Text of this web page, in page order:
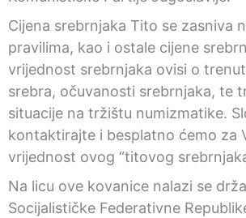
Cijena srebrnjaka Tito se zasniva
pravilima, kao i ostale cijene
vrijednost srebrnjaka ovisi o
srebra, očuvanosti srebrnjaka, te
situacije na tržištu numizmatike.
kontaktirajte i besplatno ćemo za
vrijednost ovog “titovog
Na licu ove kovanice nalazi se
Socijalističke Federativne